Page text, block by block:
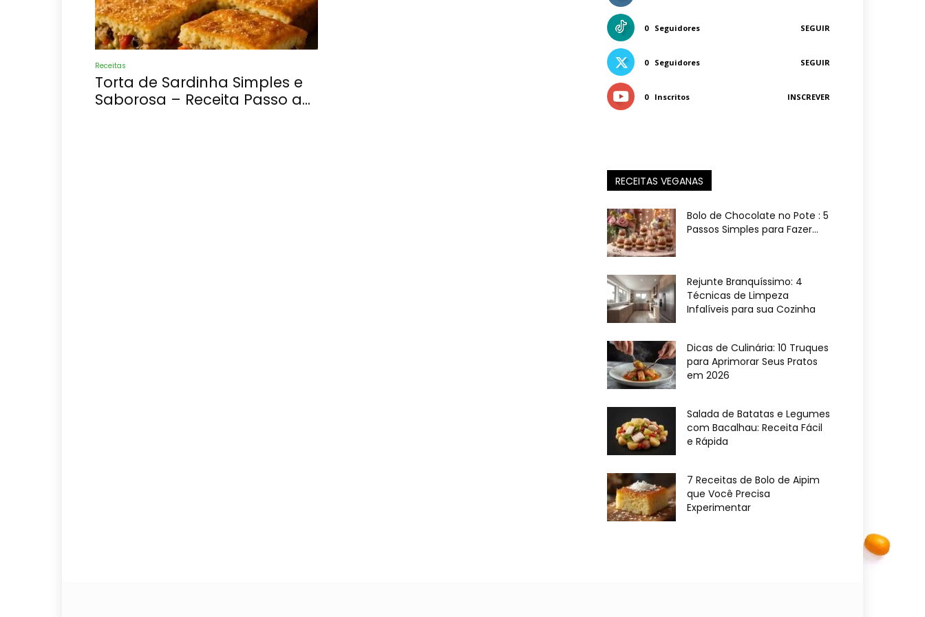
Receitas
Torta de Sardinha Simples e
Saborosa – Receita Passo a...
0 Seguidores SEGUIR
0 Seguidores SEGUIR
0 Inscritos INSCREVER
RECEITAS VEGANAS
Bolo de Chocolate no Pote : 5
Passos Simples para Fazer...
Rejunte Branquíssimo: 4
Técnicas de Limpeza
Infalíveis para sua Cozinha
Dicas de Culinária: 10 Truques
para Aprimorar Seus Pratos
em 2026
Salada de Batatas e Legumes
com Bacalhau: Receita Fácil
e Rápida
7 Receitas de Bolo de Aipim
que Você Precisa
Experimentar